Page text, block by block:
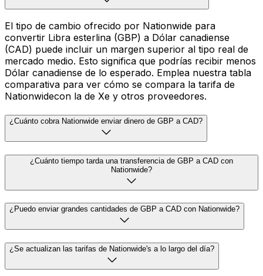
El tipo de cambio ofrecido por Nationwide para
convertir Libra esterlina (GBP) a Dólar canadiense
(CAD) puede incluir un margen superior al tipo real de
mercado medio. Esto significa que podrías recibir menos
Dólar canadiense de lo esperado. Emplea nuestra tabla
comparativa para ver cómo se compara la tarifa de
Nationwidecon la de Xe y otros proveedores.
¿Cuánto cobra Nationwide enviar dinero de GBP a CAD?
¿Cuánto tiempo tarda una transferencia de GBP a CAD con
Nationwide?
¿Puedo enviar grandes cantidades de GBP a CAD con Nationwide?
¿Se actualizan las tarifas de Nationwide's a lo largo del día?